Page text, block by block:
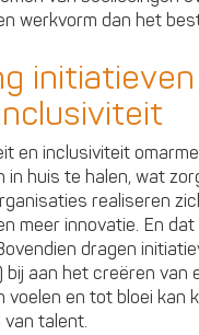
werkvorm dan het
en inclusiviteit
in huis te halen, wat
realiseren
meer innovatie. En
dragen
bij aan het creëren
voelen en tot bloei kan
talent.